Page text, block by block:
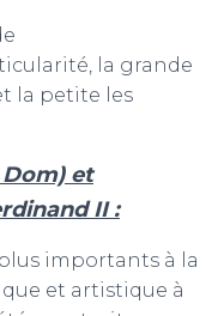
la grande
la petite les
Dom) et
II :
importants à la
et artistique à